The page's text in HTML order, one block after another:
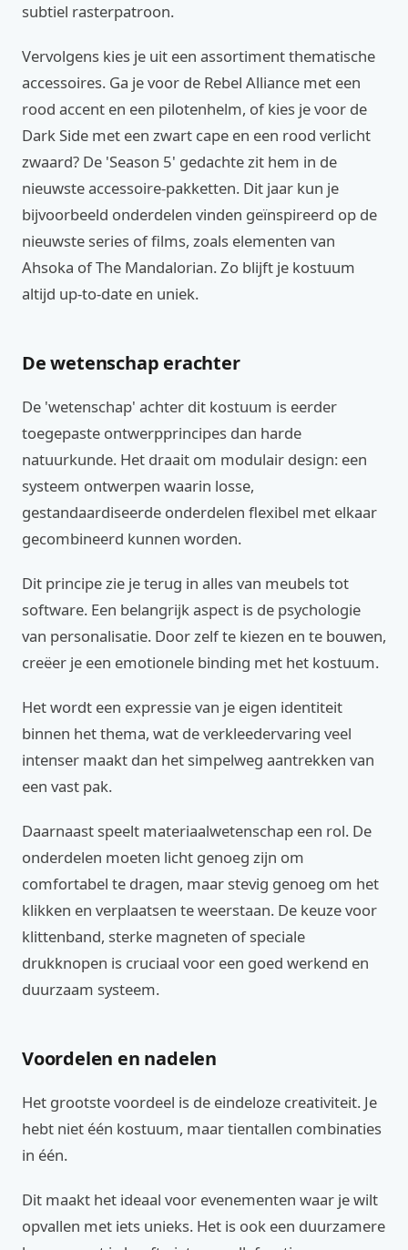
subtiel rasterpatroon.
Vervolgens kies je uit een assortiment thematische
accessoires. Ga je voor de Rebel Alliance met een
rood accent en een pilotenhelm, of kies je voor de
Dark Side met een zwart cape en een rood verlicht
zwaard? De 'Season 5' gedachte zit hem in de
nieuwste accessoire-pakketten. Dit jaar kun je
bijvoorbeeld onderdelen vinden geïnspireerd op de
nieuwste series of films, zoals elementen van
Ahsoka of The Mandalorian. Zo blijft je kostuum
altijd up-to-date en uniek.
De wetenschap erachter
De 'wetenschap' achter dit kostuum is eerder
toegepaste ontwerpprincipes dan harde
natuurkunde. Het draait om modulair design: een
systeem ontwerpen waarin losse,
gestandaardiseerde onderdelen flexibel met elkaar
gecombineerd kunnen worden.
Dit principe zie je terug in alles van meubels tot
software. Een belangrijk aspect is de psychologie
van personalisatie. Door zelf te kiezen en te bouwen,
creëer je een emotionele binding met het kostuum.
Het wordt een expressie van je eigen identiteit
binnen het thema, wat de verkleedervaring veel
intenser maakt dan het simpelweg aantrekken van
een vast pak.
Daarnaast speelt materiaalwetenschap een rol. De
onderdelen moeten licht genoeg zijn om
comfortabel te dragen, maar stevig genoeg om het
klikken en verplaatsen te weerstaan. De keuze voor
klittenband, sterke magneten of speciale
drukknopen is cruciaal voor een goed werkend en
duurzaam systeem.
Voordelen en nadelen
Het grootste voordeel is de eindeloze creativiteit. Je
hebt niet één kostuum, maar tientallen combinaties
in één.
Dit maakt het ideaal voor evenementen waar je wilt
opvallen met iets unieks. Het is ook een duurzamere